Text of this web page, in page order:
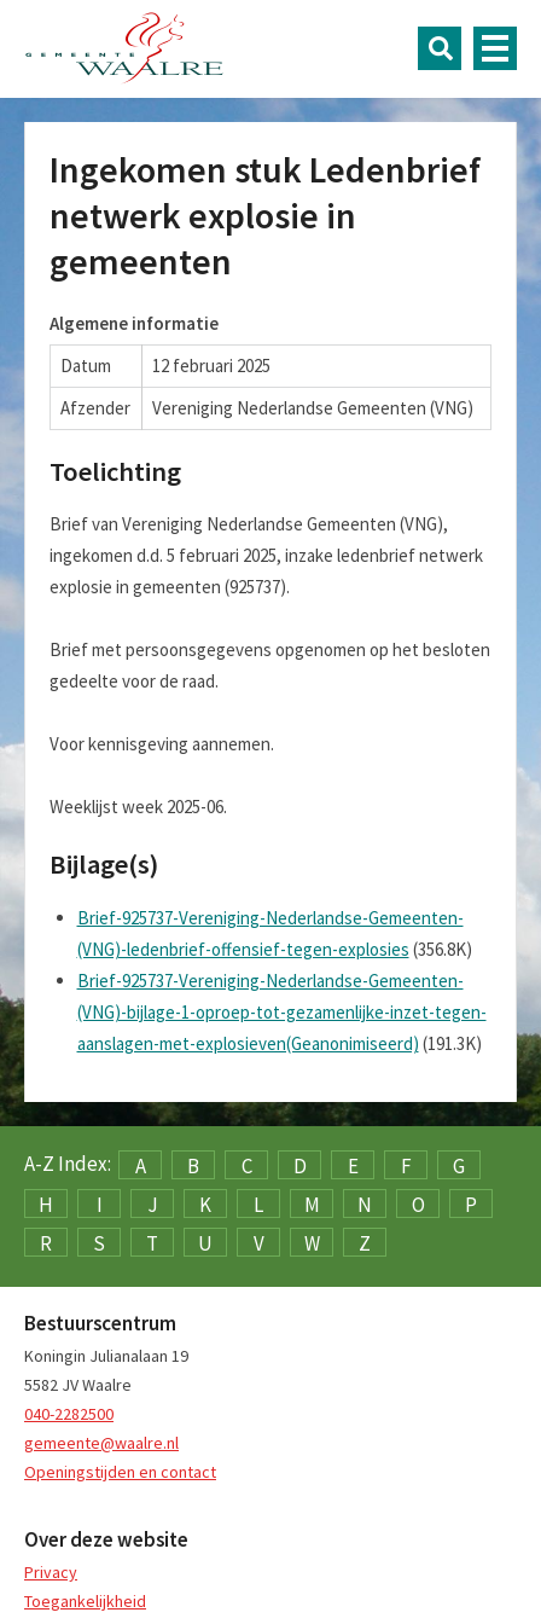
Ingekomen stuk Ledenbrief
netwerk explosie in
gemeenten
Algemene informatie
Datum
12 februari 2025
Afzender
Vereniging Nederlandse Gemeenten (VNG)
Toelichting
Brief van Vereniging Nederlandse Gemeenten (VNG),
ingekomen d.d. 5 februari 2025, inzake ledenbrief netwerk
explosie in gemeenten (925737).
Brief met persoonsgegevens opgenomen op het besloten
gedeelte voor de raad.
Voor kennisgeving aannemen.
Weeklijst week 2025-06.
Bijlage(s)
Brief-925737-Vereniging-Nederlandse-Gemeenten-
(VNG)-ledenbrief-offensief-tegen-explosies (356.8K)
Brief-925737-Vereniging-Nederlandse-Gemeenten-
(VNG)-bijlage-1-oproep-tot-gezamenlijke-inzet-tegen-
aanslagen-met-explosieven(Geanonimiseerd) (191.3K)
A-Z Index: A B C D E F
G
H
I J K L M N O
P
R
S T U V W Z
Bestuurscentrum
Koningin Julianalaan 19
5582 JV Waalre
040-2282500
gemeente@waalre.nl
Openingstijden en contact
Over deze website
Privacy
Toegankelijkheid